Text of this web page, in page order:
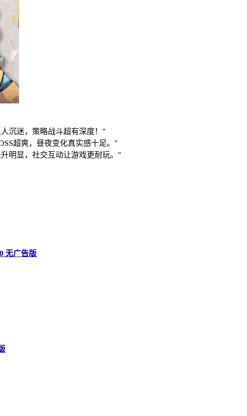
沉迷，策略战斗超有深度！"
超爽，昼夜变化真实感十足。"
明显，社交互动让游戏更耐玩。"
无广告版